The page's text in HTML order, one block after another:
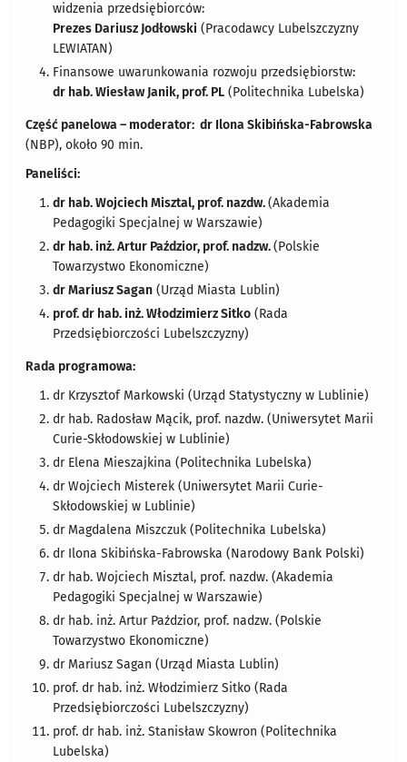
widzenia przedsiębiorców:
Prezes Dariusz Jodłowski (Pracodawcy Lubelszczyzny
LEWIATAN)
Finansowe uwarunkowania rozwoju przedsiębiorstw:
dr hab. Wiesław Janik, prof. PL (Politechnika Lubelska)
Część panelowa – moderator: dr Ilona Skibińska-Fabrowska
(NBP), około 90 min.
Paneliści:
dr hab. Wojciech Misztal, prof. nazdw.(Akademia
Pedagogiki Specjalnej w Warszawie)
dr hab. inż. Artur Paździor, prof. nadzw.(Polskie
Towarzystwo Ekonomiczne)
dr Mariusz Sagan (Urząd Miasta Lublin)
prof. dr hab. inż. Włodzimierz Sitko (Rada
Przedsiębiorczości Lubelszczyzny)
Rada programowa:
dr Krzysztof Markowski (Urząd Statystyczny w Lublinie)
dr hab. Radosław Mącik, prof. nazdw. (Uniwersytet Marii
Curie-Skłodowskiej w Lublinie)
dr Elena Mieszajkina (Politechnika Lubelska)
dr Wojciech Misterek (Uniwersytet Marii Curie-
Skłodowskiej w Lublinie)
dr Magdalena Miszczuk (Politechnika Lubelska)
dr Ilona Skibińska-Fabrowska (Narodowy Bank Polski)
dr hab. Wojciech Misztal, prof. nazdw. (Akademia
Pedagogiki Specjalnej w Warszawie)
dr hab. inż. Artur Paździor, prof. nadzw. (Polskie
Towarzystwo Ekonomiczne)
dr Mariusz Sagan (Urząd Miasta Lublin)
prof. dr hab. inż. Włodzimierz Sitko (Rada
Przedsiębiorczości Lubelszczyzny)
prof. dr hab. inż. Stanisław Skowron (Politechnika
Lubelska)